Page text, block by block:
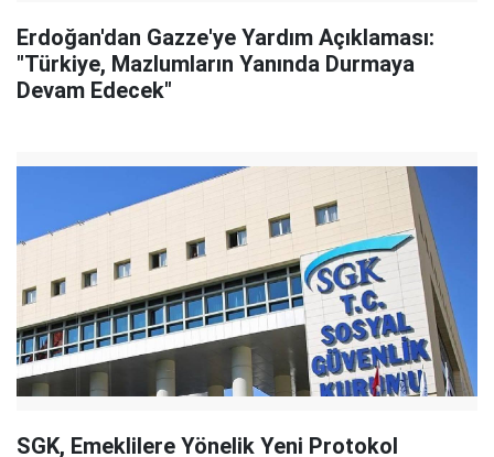
Erdoğan'dan Gazze'ye Yardım Açıklaması:
"Türkiye, Mazlumların Yanında Durmaya
Devam Edecek"
SGK, Emeklilere Yönelik Yeni Protokol